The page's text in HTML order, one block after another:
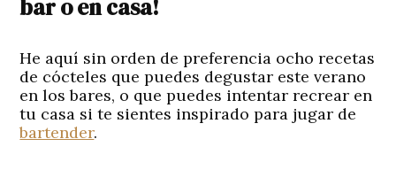
bar o en casa!
He aquí sin orden de preferencia ocho recetas
de cócteles que puedes degustar este verano
en los bares, o que puedes intentar recrear en
tu casa si te sientes inspirado para jugar de
bartender.